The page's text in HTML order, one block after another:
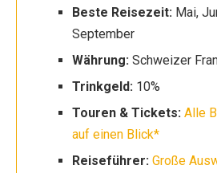
Beste Reisezeit: Mai,
September
Währung: Schweizer
Trinkgeld: 10%
Touren & Tickets: Alle
auf einen Blick*
Reiseführer: Große